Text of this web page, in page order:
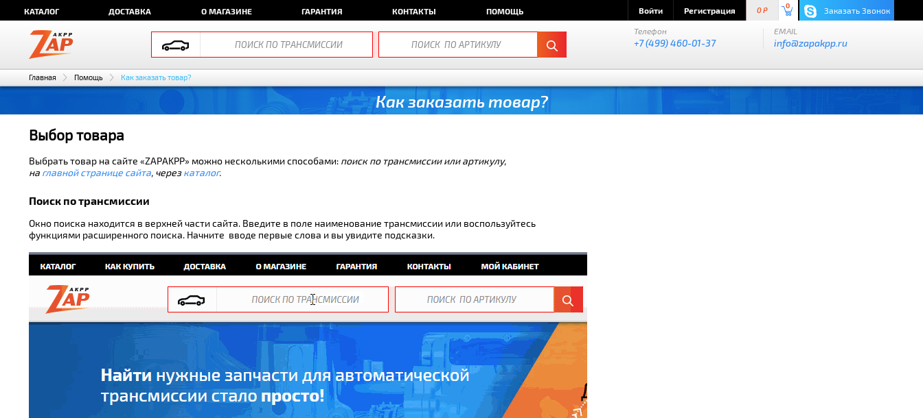
КАТАЛОГ ДОСТАВКА О МАГАЗИНЕ ГАРАНТИЯ КОНТАКТЫ ПОМОЩЬ Войти Регистрация 0 P
0 Заказать Звонок
Телефон
+7 (499) 460-01-37
EMAIL
info@zapakpp.ru
Главная Помощь Как заказать товар?
Как заказать товар?
Выбор товара
Выбрать товар на сайте «ZAPAKPP» можно несколькими способами: поиск по трансмиссии или артикулу,
на главной странице сайта, черезкаталог.
Поиск по трансмиссии
Окно поиска находится в верхней части сайта. Введите в поле наименование трансмиссии или воспользуйтесь
функциями расширенного поиска. Начните вводе первые слова и вы увидите подсказки.